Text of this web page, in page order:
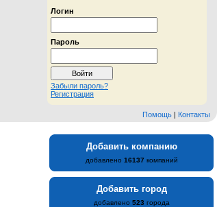
Логин
Пароль
Забыли пароль?
Регистрация
Помощь | Контакты
Добавить компанию
добавлено 16137 компаний
Добавить город
добавлено 523 города